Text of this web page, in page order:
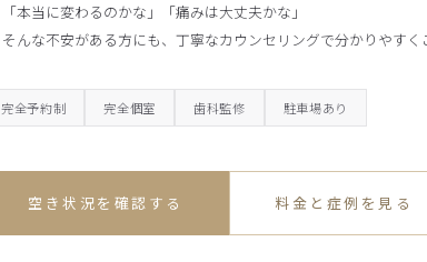
「本当に変わるのかな」「痛みは大丈夫かな」
そんな不安がある方にも、丁寧なカウンセリングで分かりやすく
完全予約制 完全個室 歯科監修 駐車場あり
空き状況を確認する 料金と症例を見る